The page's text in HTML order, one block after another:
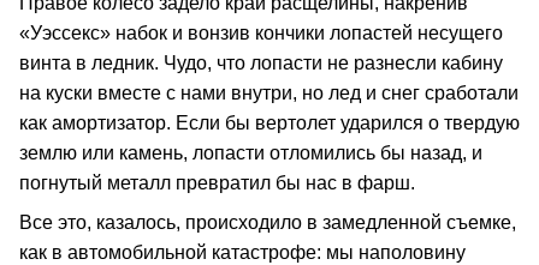
«Уэссекс» набок и вонзив кончики лопастей несущего
винта в ледник. Чудо, что лопасти не разнесли кабину
на куски вместе с нами внутри, но лед и снег сработали
как амортизатор. Если бы вертолет ударился о твердую
землю или камень, лопасти отломились бы назад, и
погнутый металл превратил бы нас в фарш.
Все это, казалось, происходило в замедленной съемке,
как в автомобильной катастрофе: мы наполовину